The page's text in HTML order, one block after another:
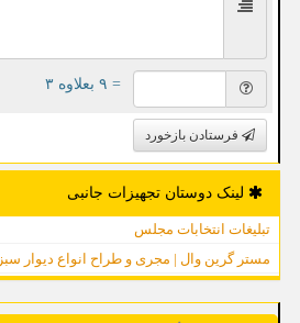
= ۹ بعلاوه ۳
فرستادن بازخورد
لینک دوستان تجهیزات جانبی
تبلیغات انتخابات مجلس
مستر گرین وال | مجری و طراح انواع دیوار سبز